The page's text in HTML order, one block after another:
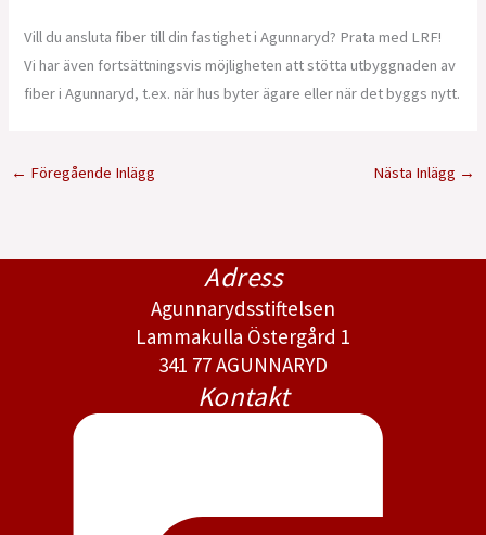
Vill du ansluta fiber till din fastighet i Agunnaryd? Prata med LRF!
Vi har även fortsättningsvis möjligheten att stötta utbyggnaden av
fiber i Agunnaryd, t.ex. när hus byter ägare eller när det byggs nytt.
← Föregående Inlägg Nästa Inlägg →
Adress
Agunnarydsstiftelsen
Lammakulla Östergård 1
341 77 AGUNNARYD
Kontakt